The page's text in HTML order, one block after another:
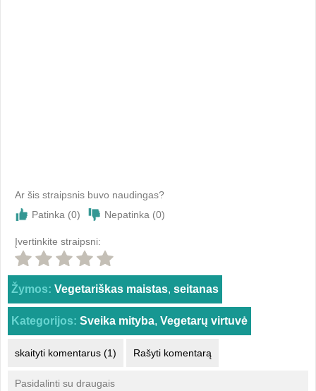
Ar šis straipsnis buvo naudingas?
Patinka (0) Nepatinka (0)
Įvertinkite straipsni:
Žymos: Vegetariškas maistas, seitanas
Kategorijos: Sveika mityba, Vegetarų virtuvė
skaityti komentarus (1) Rašyti komentarą
Pasidalinti su draugais